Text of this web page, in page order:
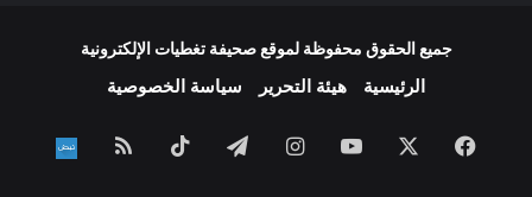
جميع الحقوق محفوظة لموقع صحيفة تغطيات الإلكترونية
الرئيسية هيئة التحرير سياسة الخصوصية
فيسبوك ‫YouTubeانستقرامتيلقرام ‫TikTokملخص